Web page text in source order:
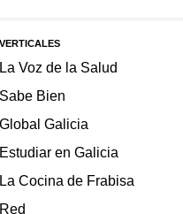
VERTICALES
La Voz de la Salud
Sabe Bien
Global Galicia
Estudiar en Galicia
La Cocina de Frabisa
Red